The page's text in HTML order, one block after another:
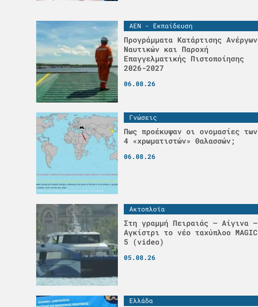
ΑΕΝ - Εκπαίδευση
Προγράμματα Κατάρτισης Ανέργων
Ναυτικών και Παροχή
Επαγγελματικής Πιστοποίησης
2026-2027
06.08.26
Γνώσεις
Πως προέκυψαν οι ονομασίες των
4 «χρωματιστών» Θαλασσών;
06.08.26
Ακτοπλοϊα
Στη γραμμή Πειραιάς – Αίγινα –
Αγκίστρι το νέο ταχύπλοο MAGIC
5 (video)
05.08.26
Ελλάδα